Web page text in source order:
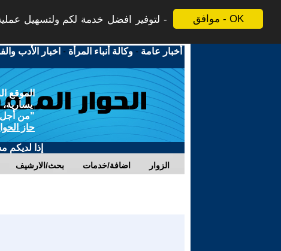
موافق - OK
لتوفير افضل خدمة لكم ولتسهيل
أخبار عامة -وكالة أنباء المرأة - اخبار الأدب
الموقع
يسارية،
"من أجل
حاز
إذا لديكم
بحث/الارشيف اضافة/خدمات الزوار